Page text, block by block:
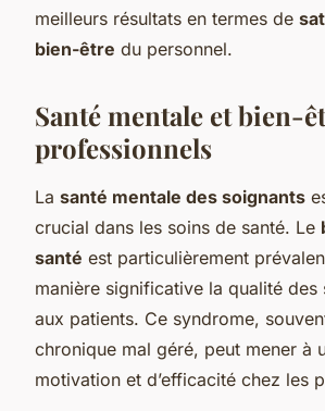
meilleurs résultats en termes de
bien-être du personnel.
Santé mentale et bien-
professionnels
La santé mentale des soignants
crucial dans les soins de santé. Le
santé est particulièrement
manière significative la qualité des
aux patients. Ce syndrome,
chronique mal géré, peut mener à
motivation et d’efficacité chez les